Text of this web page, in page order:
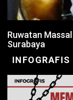
Ruwatan
Surabaya
INFOGRAFIS